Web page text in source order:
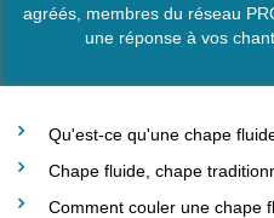
agréés, membres du réseau
une réponse à vos
Qu'est-ce qu'une chape
Chape fluide, chape
Comment couler une chape